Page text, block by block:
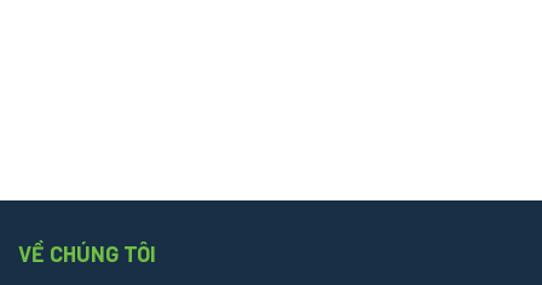
VỀ CHÚNG TÔI